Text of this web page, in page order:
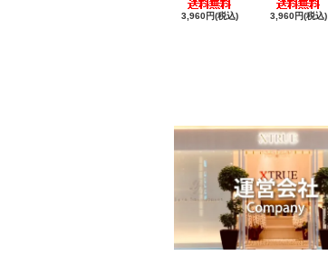
3,960円(税込) 3,960円(税込)